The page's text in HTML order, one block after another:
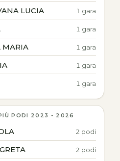
LUCIA 1 gara
1 gara
MARIA 1 gara
1 gara
1 gara
PODI 2023 - 2026
2 podi
2 podi